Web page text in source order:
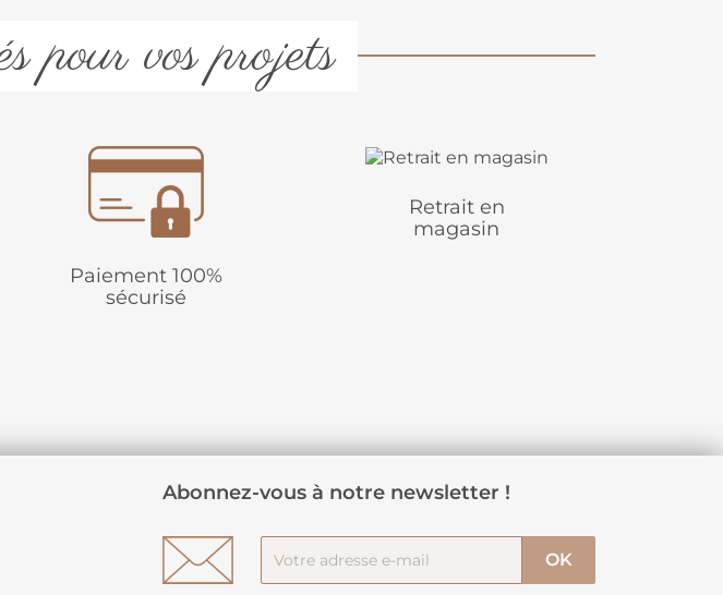
pour vos projets
Paiement 100%
sécurisé
Retrait en
magasin
Abonnez-vous à notre newsletter !